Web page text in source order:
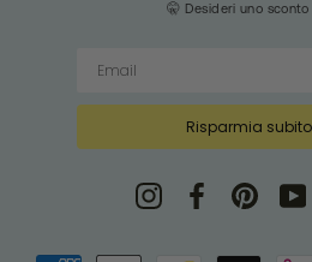
🤫 Desideri uno sconto
Risparmia subito